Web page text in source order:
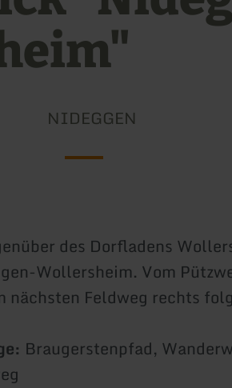
NIDEGGEN
des Dorfladens
Wollersheim. Vom
nächsten Feldweg rechts
Braugerstenpfad,